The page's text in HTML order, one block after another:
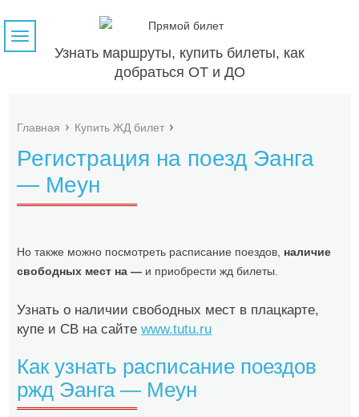
Узнать маршруты, купить билеты, как
добраться ОТ и ДО
Навигация
Главная Купить ЖД билет
Регистрация на поезд Эанга
— Меун
Но также можно посмотреть расписание поездов, наличие
свободных мест на — и приобрести жд билеты.
Узнать о наличии свободных мест в плацкарте,
купе и СВ на сайтеwww.tutu.ru
Как узнать расписание поездов
ржд Эанга — Меун